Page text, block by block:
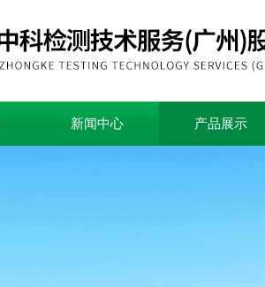
新闻中心 产品展示